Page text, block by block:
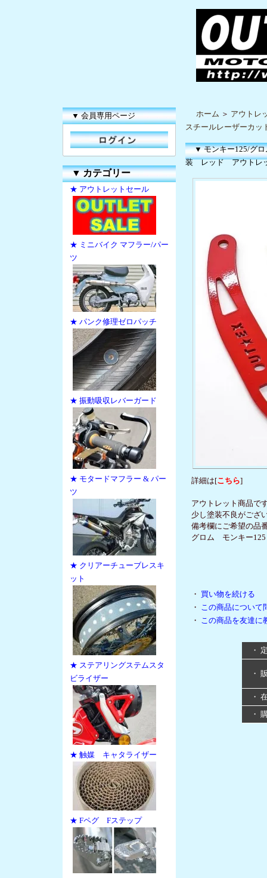
▼ 会員専用ページ
▼カテゴリー
★ アウトレットセール
★ ミニバイク マフラー/パー
ツ
★ パンク修理ゼロパッチ
★ 振動吸収レバーガード
★ モタードマフラー & パー
ツ
★ クリアーチューブレスキ
ット
★ ステアリングステムスタ
ビライザー
★ 触媒 キャタライザー
★ Fペグ Fステップ
ホーム ＞ アウトレ
スチールレーザーカ
▼ モンキー125/グ
装 レッド アウトレ
詳細は[こちら]
アウトレット商品で
少し塗装不良がござ
備考欄にご希望の品
グロム モンキー
・ 買い物を続ける
・ この商品について
・ この商品を友達に
・
・
・
・